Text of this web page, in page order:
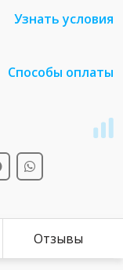
Узнать условия
Способы оплаты
Отзывы